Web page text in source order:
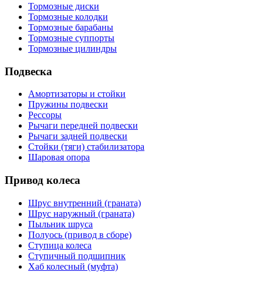
Тормозные диски
Тормозные колодки
Тормозные барабаны
Тормозные суппорты
Тормозные цилиндры
Подвеска
Амортизаторы и стойки
Пружины подвески
Рессоры
Рычаги передней подвески
Рычаги задней подвески
Стойки (тяги) стабилизатора
Шаровая опора
Привод колеса
Шрус внутренний (граната)
Шрус наружный (граната)
Пыльник шруса
Полуось (привод в сборе)
Ступица колеса
Ступичный подшипник
Хаб колесный (муфта)